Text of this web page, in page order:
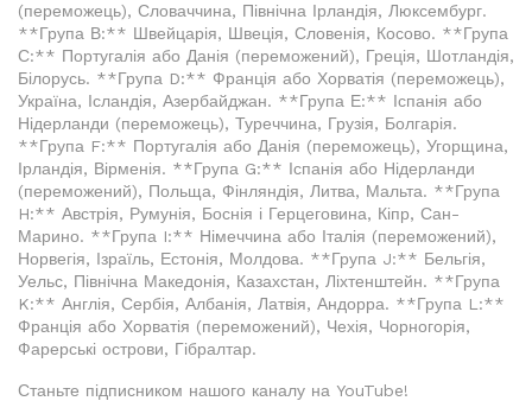
(переможець), Словаччина, Північна Ірландія, Люксембург.
**Група В:** Швейцарія, Швеція, Словенія, Косово. **Група
С:** Португалія або Данія (переможений), Греція, Шотландія,
Білорусь. **Група D:** Франція або Хорватія (переможець),
Україна, Ісландія, Азербайджан. **Група Е:** Іспанія або
Нідерланди (переможець), Туреччина, Грузія, Болгарія.
**Група F:** Португалія або Данія (переможець), Угорщина,
Ірландія, Вірменія. **Група G:** Іспанія або Нідерланди
(переможений), Польща, Фінляндія, Литва, Мальта. **Група
H:** Австрія, Румунія, Боснія і Герцеговина, Кіпр, Сан-
Марино. **Група I:** Німеччина або Італія (переможений),
Норвегія, Ізраїль, Естонія, Молдова. **Група J:** Бельгія,
Уельс, Північна Македонія, Казахстан, Ліхтенштейн. **Група
K:** Англія, Сербія, Албанія, Латвія, Андорра. **Група L:**
Франція або Хорватія (переможений), Чехія, Чорногорія,
Фарерські острови, Гібралтар.
Станьте підписником нашого каналу на YouTube!